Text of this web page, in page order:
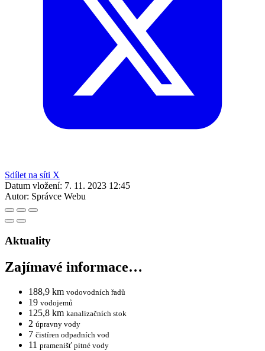
Sdílet na síti X
Datum vložení: 7. 11. 2023 12:45
Autor: Správce Webu
Aktuality
Zajímavé informace…
188,9 km vodovodních řadů
19 vodojemů
125,8 km kanalizačních stok
2 úpravny vody
7 čistíren odpadních vod
11 pramenišť pitné vody